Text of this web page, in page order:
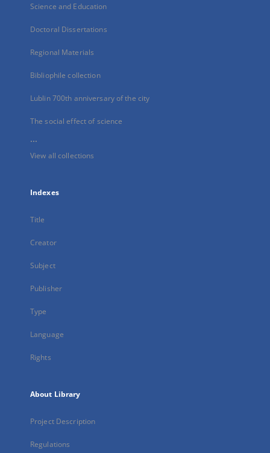
Science and Education
Doctoral Dissertations
Regional Materials
Bibliophile collection
Lublin 700th anniversary of the city
The social effect of science
...
View all collections
Indexes
Title
Creator
Subject
Publisher
Type
Language
Rights
About Library
Project Description
Regulations